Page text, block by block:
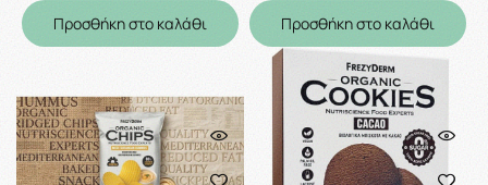
Προσθήκη στο καλάθι Προσθήκη στο καλάθι